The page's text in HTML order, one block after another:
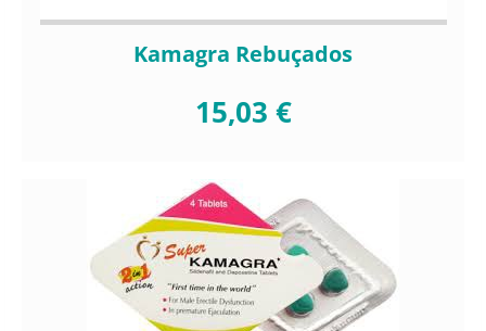
Kamagra Rebuçados
15,03 €